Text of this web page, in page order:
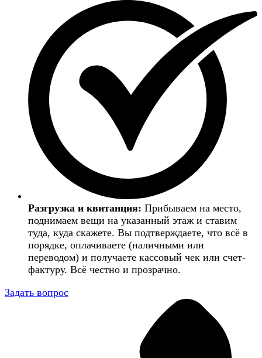
Разгрузка и квитанция: Прибываем на место,
поднимаем вещи на указанный этаж и ставим
туда, куда скажете. Вы подтверждаете, что всё в
порядке, оплачиваете (наличными или
переводом) и получаете кассовый чек или счет-
фактуру. Всё честно и прозрачно.
Задать вопрос